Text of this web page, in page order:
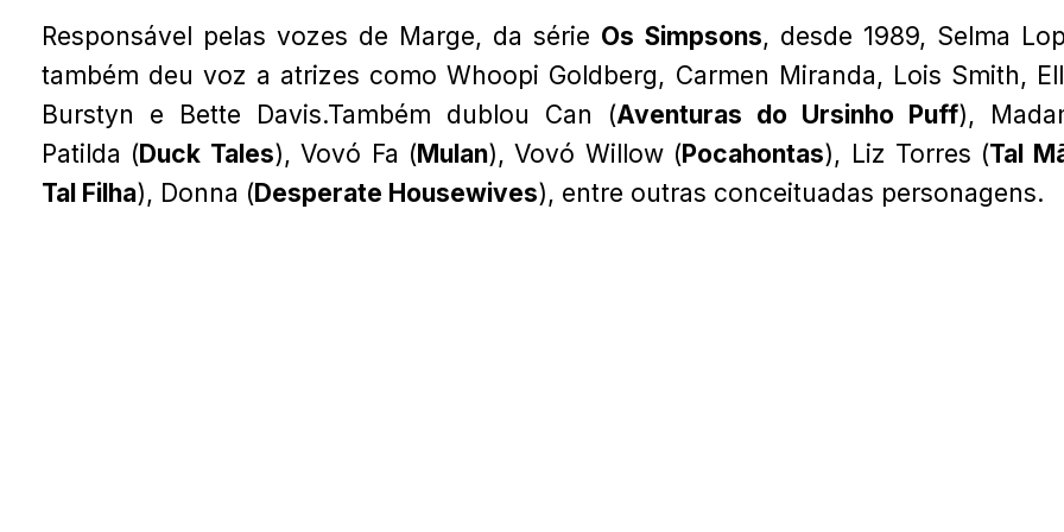
Responsável pelas vozes de Marge, da série Os Simpsons, desde 1989, Selma
também deu voz a atrizes como Whoopi Goldberg, Carmen Miranda, Lois Smith,
Burstyn e Bette Davis.Também dublou Can (Aventuras do Ursinho Puff),
Patilda ( Duck Tales), Vovó Fa ( Mulan), Vovó Willow ( Pocahontas), Liz Torres (Tal
Tal Filha), Donna ( Desperate Housewives), entre outras conceituadas personagens.